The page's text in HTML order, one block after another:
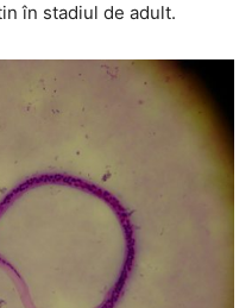
în stadiul de adult.